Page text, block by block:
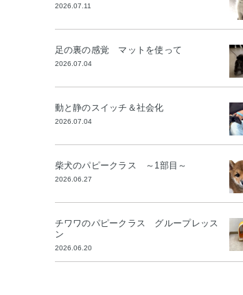
2026.07.11
足の裏の感覚 マットを使って
2026.07.04
動と静のスイッチ＆社会化
2026.07.04
柴犬のパピークラス ～1部目～
2026.06.27
チワワのパピークラス グループレッス
ン
2026.06.20